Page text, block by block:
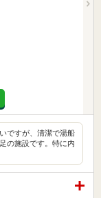
ですが、清潔で湯船
の施設です。特に内